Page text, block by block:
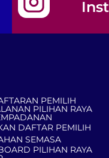
PEMILIH
PILIHAN RAYA
DAFTAR PEMILIH
SEMASA
PILIHAN RAYA